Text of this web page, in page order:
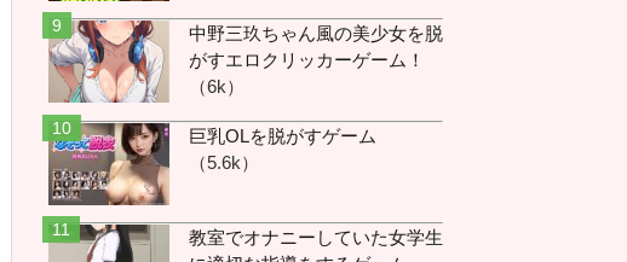
す :ハグは強ければ強いほ
ど良い、とされています。
わら猫 :晴喜晴喜晴喜晴喜
晴喜晴喜晴喜晴喜晴喜晴喜
晴喜晴喜晴喜vs晴喜
わら猫 :はよねぃ
わら猫 :晴喜vs
こ :まだ遊んでたんだ
中野三玖ちゃん風の美少女を脱
がすエロクリッカーゲーム！
（6k）
巨乳OLを脱がすゲーム
（5.6k）
教室でオナニーしていた女学生